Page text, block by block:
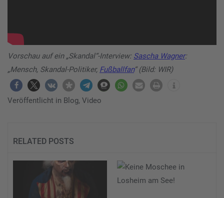
Vorschau auf ein „Skandal“-Interview: Sascha Wagner:
„Mensch, Skandal-Politiker, Fußballfan“ (Bild: WIR)
Veröffentlicht in Blog, Video
RELATED POSTS